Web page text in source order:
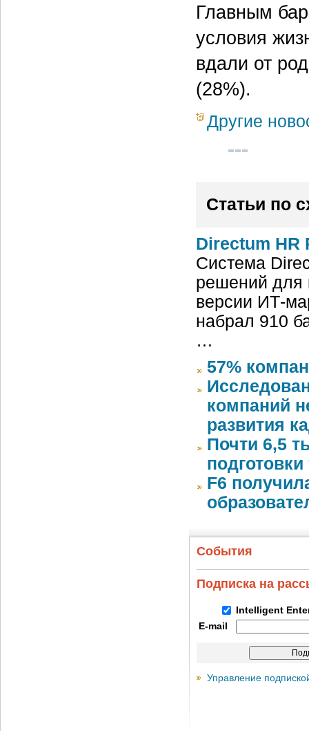
Главным
условия
вдали от
(28%).
Другие
Статьи по
Directum HR
Система
решений для
версии ИТ-
набрал 910
…
57%
компаний
развития
Почти 6,5
F6
События
Подписка на
Intelligent
E-mail
Управление